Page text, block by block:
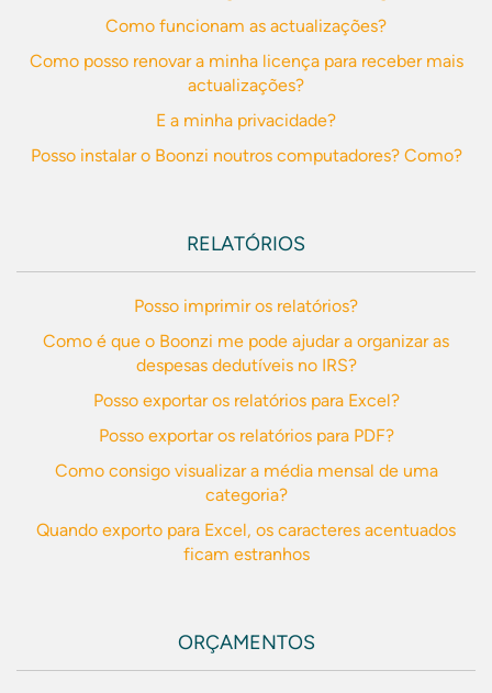
Como funcionam as actualizações?
Como posso renovar a minha licença para receber mais
actualizações?
E a minha privacidade?
Posso instalar o Boonzi noutros computadores? Como?
RELATÓRIOS
Posso imprimir os relatórios?
Como é que o Boonzi me pode ajudar a organizar as
despesas dedutíveis no IRS?
Posso exportar os relatórios para Excel?
Posso exportar os relatórios para PDF?
Como consigo visualizar a média mensal de uma
categoria?
Quando exporto para Excel, os caracteres acentuados
ficam estranhos
ORÇAMENTOS